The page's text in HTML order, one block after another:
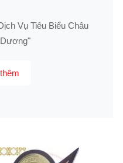
Vụ Tiêu Biểu Châu